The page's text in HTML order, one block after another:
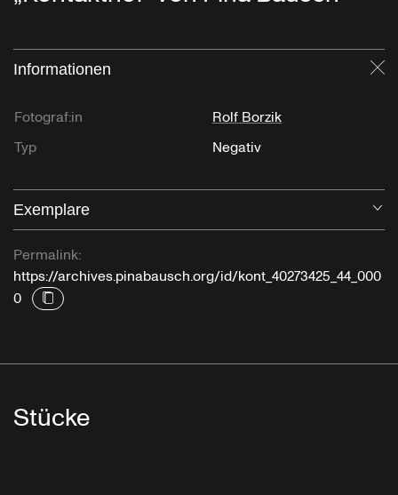
Informationen
Fotograf:in
Rolf Borzik
Typ
Negativ
Exemplare
Permalink:
https://archives.pinabausch.org/id/kont_40273425_44_000
0
Stücke